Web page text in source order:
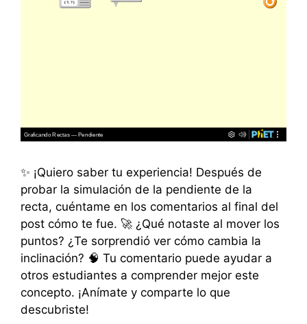
✨ ¡Quiero saber tu experiencia! Después de
probar la simulación de la pendiente de la
recta, cuéntame en los comentarios al final del
post cómo te fue. 🚀 ¿Qué notaste al mover los
puntos? ¿Te sorprendió ver cómo cambia la
inclinación? 🧠 Tu comentario puede ayudar a
otros estudiantes a comprender mejor este
concepto. ¡Anímate y comparte lo que
descubriste!